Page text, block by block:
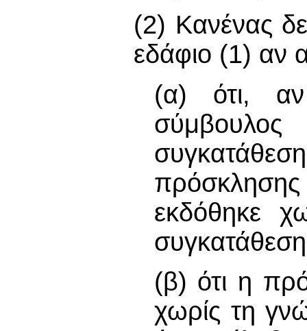
(2) Κανένας
εδάφιο (1) αν
(α) ότι, αν
σύμβουλος
εκδόθηκε
(β) ότι η
χωρίς τη